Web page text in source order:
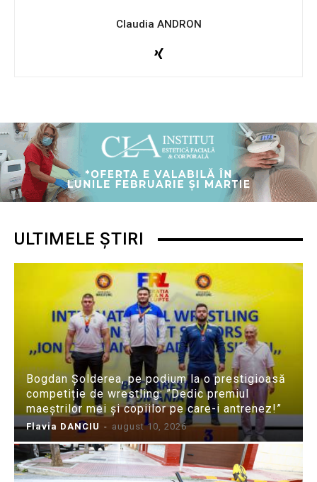
Claudia ANDRON
ULTIMELE ȘTIRI
Bogdan Șolderea, pe podium la o prestigioasă
competiție de wrestling: ”Dedic premiul
maeștrilor mei și copiilor pe care-i antrenez!”
Flavia DANCIU - august 10, 2026